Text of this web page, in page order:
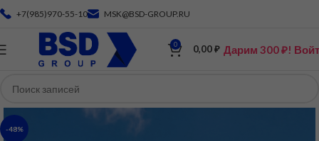
+7(985)970-55-10 MSK@BSD-GROUP.RU
0 0,00₽ Дарим 300 ₽!
-48%